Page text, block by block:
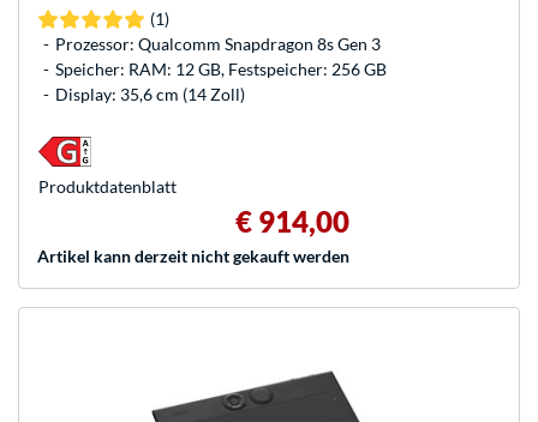
(1)
Prozessor: Qualcomm Snapdragon 8s Gen 3
Speicher: RAM: 12 GB, Festspeicher: 256 GB
Display: 35,6 cm (14 Zoll)
€ 914,00
Artikel kann derzeit nicht gekauft werden
Produkt­datenblatt